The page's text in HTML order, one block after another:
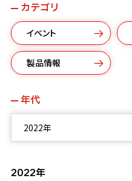
カテゴリ
イベント
製品情報
年代
2022年